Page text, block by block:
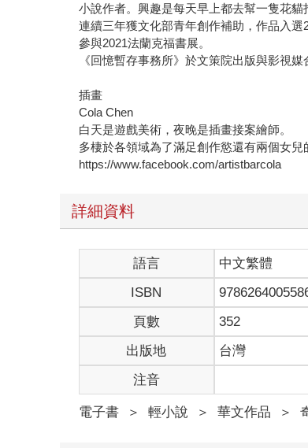
小說作者。興趣是每天早上都去幫一隻花貓
連續三年獲文化部青年創作補助，作品入選
參與2021法蘭克福書展。
《回憶暫存事務所》於文策院出版與影視
插畫
Cola Chen
白天是遊戲美術，夜晚是插畫接案繪師。
多棲於各領域為了滿足創作慾還有兩個女兒
https://www.facebook.com/artistbarcola
詳細資料
語言 中文繁體
ISBN
頁數
352
出版地
台灣
注音
電子書 ＞ 輕小說 ＞ 華文作品 ＞